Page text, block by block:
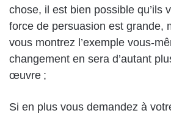
chose, il est bien possible qu’ils
force de persuasion est grande,
vous montrez l’exemple vous-
changement en sera d’autant
œuvre ;
Si en plus vous demandez à